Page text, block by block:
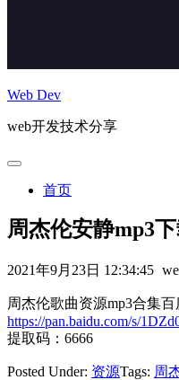
Web Dev
web开发技术分享
首页
周杰伦安静mp3
2021年9月23日 12:34:45
周杰伦歌曲资源mp3合集
https://pan.baidu.com/s/
提取码：6666
Posted Under: 资源Tags: 周